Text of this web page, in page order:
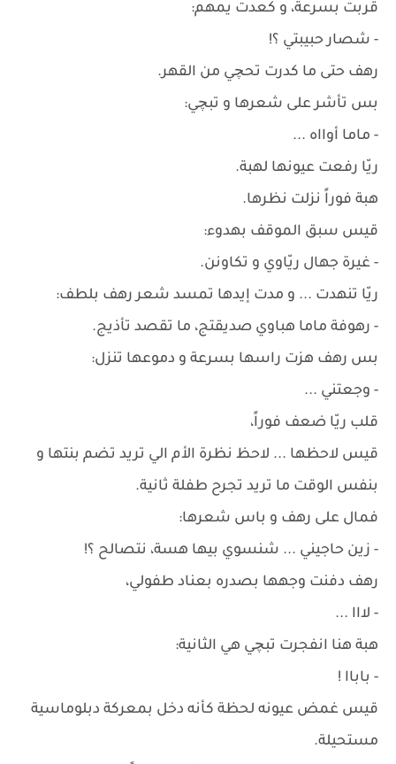
قربت بسرعة، و كَعدت يمهم:
- شصار حبيبتي ؟!
رهف حتى ما كدرت تحچي من القهر.
بس تأشر على شعرها و تبچي:
- ماما أوااه ...
ريّا رفعت عيونها لهبة.
هبة فوراً نزلت نظرها.
قيس سبق الموقف بهدوء:
- غيرة جهال ريّاوي و تكاونن.
ريّا تنهدت ... و مدت إيدها تمسد شعر رهف بلطف:
- رهوفة ماما هباوي صديقتج، ما تقصد تأذيج.
بس رهف هزت راسها بسرعة و دموعها تنزل:
- وجعتني ...
قلب ريّا ضعف فوراً،
قيس لاحظها ... لاحظ نظرة الأم الي تريد تضم بنتها و
بنفس الوقت ما تريد تجرح طفلة ثانية.
فمال على رهف و باس شعرها:
- زين حاجيني ... شنسوي بيها هسة، نتصالح ؟!
رهف دفنت وجهها بصدره بعناد طفولي،
- لااا ...
هبة هنا انفجرت تبچي هي الثانية:
- باباا !
قيس غمض عيونه لحظة كأنه دخل بمعركة دبلوماسية
مستحيلة.